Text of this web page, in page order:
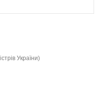
України)